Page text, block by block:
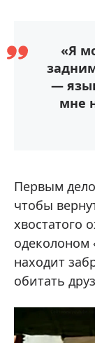
«Я
—
мне
Первым
чтобы
хвостатого
находит
обитать